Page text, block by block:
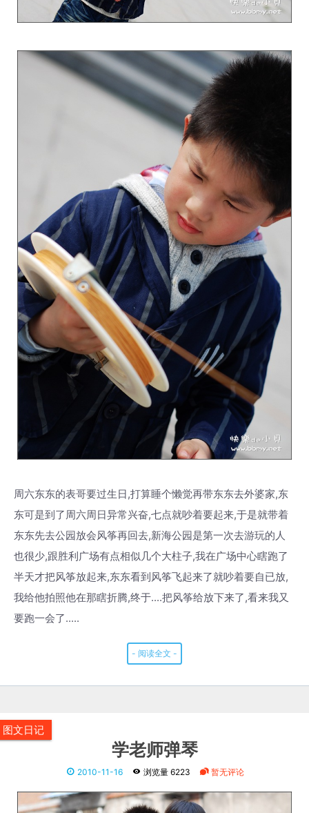
周六东东的表哥要过生日,打算睡个懒觉再带东东去外婆家,东
东可是到了周六周日异常兴奋,七点就吵着要起来,于是就带着
东东先去公园放会风筝再回去,新海公园是第一次去游玩的人
也很少,跟胜利广场有点相似几个大柱子,我在广场中心瞎跑了
半天才把风筝放起来,东东看到风筝飞起来了就吵着要自已放,
我给他拍照他在那瞎折腾,终于....把风筝给放下来了,看来我又
要跑一会了.....
- 阅读全文 -
图文日记
学老师弹琴
2010-11-16 浏览量 6223 暂无评论